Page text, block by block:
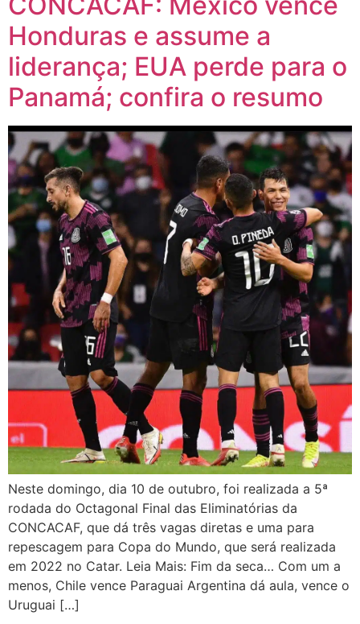
Honduras e assume a
liderança; EUA perde para o
Panamá; confira o resumo
Neste domingo, dia 10 de outubro, foi realizada a 5ª
rodada do Octagonal Final das Eliminatórias da
CONCACAF, que dá três vagas diretas e uma para
repescagem para Copa do Mundo, que será realizada
em 2022 no Catar. Leia Mais: Fim da seca… Com um a
menos, Chile vence Paraguai Argentina dá aula, vence o
Uruguai […]